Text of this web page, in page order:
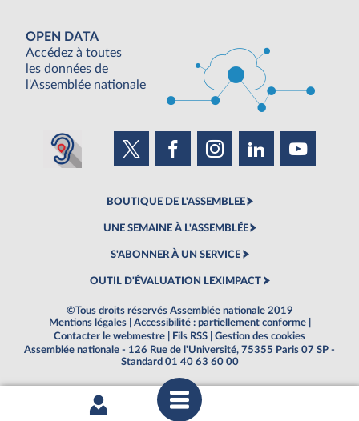
OPEN DATA
Accédez à toutes
les données de
l'Assemblée nationale
BOUTIQUE DE L'ASSEMBLEE
UNE SEMAINE À L'ASSEMBLÉE
S'ABONNER À UN SERVICE
OUTIL D'ÉVALUATION LEXIMPACT
©Tous droits réservés Assemblée nationale 2019
Mentions légales
Accessibilité : partiellement conforme
Contacter le webmestre
Fils RSS
Gestion des cookies
Assemblée nationale - 126 Rue de l'Université, 75355 Paris 07 SP -
Standard 01 40 63 60 00